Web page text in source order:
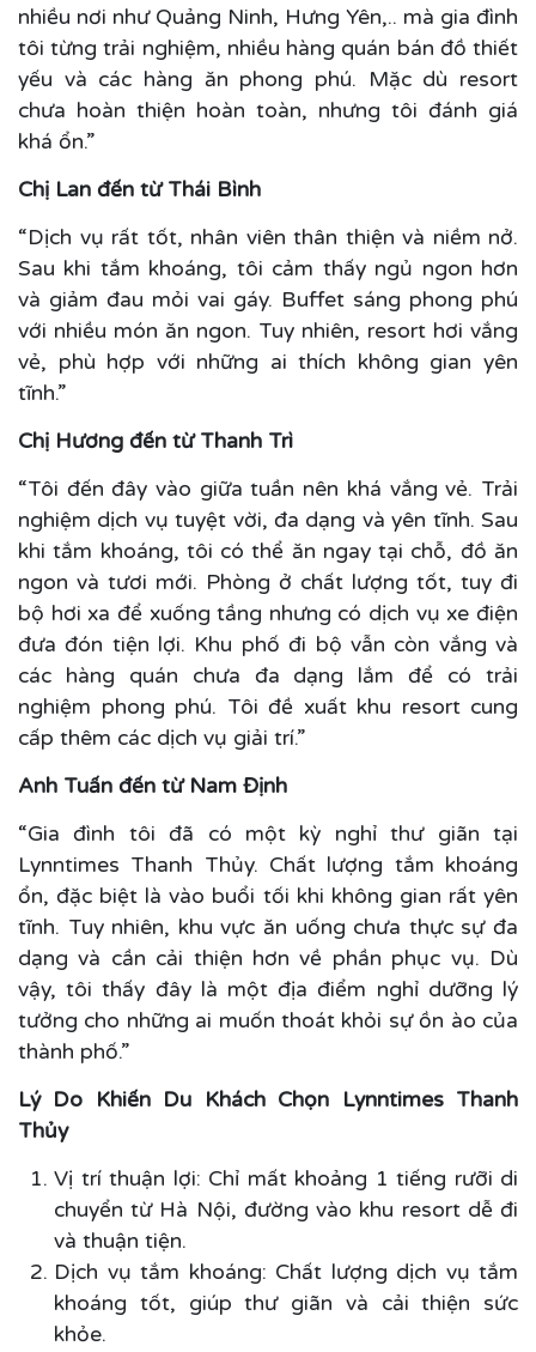
nhiều nơi như Quảng Ninh, Hưng Yên,.. mà gia đình
tôi từng trải nghiệm, nhiều hàng quán bán đồ thiết
yếu và các hàng ăn phong phú. Mặc dù resort
chưa hoàn thiện hoàn toàn, nhưng tôi đánh giá
khá ổn.”
Chị Lan đến từ Thái Bình
“Dịch vụ rất tốt, nhân viên thân thiện và niềm nở.
Sau khi tắm khoáng, tôi cảm thấy ngủ ngon hơn
và giảm đau mỏi vai gáy. Buffet sáng phong phú
với nhiều món ăn ngon. Tuy nhiên, resort hơi vắng
vẻ, phù hợp với những ai thích không gian yên
tĩnh.”
Chị Hương đến từ Thanh Trì
“Tôi đến đây vào giữa tuần nên khá vắng vẻ. Trải
nghiệm dịch vụ tuyệt vời, đa dạng và yên tĩnh. Sau
khi tắm khoáng, tôi có thể ăn ngay tại chỗ, đồ ăn
ngon và tươi mới. Phòng ở chất lượng tốt, tuy đi
bộ hơi xa để xuống tầng nhưng có dịch vụ xe điện
đưa đón tiện lợi. Khu phố đi bộ vẫn còn vắng và
các hàng quán chưa đa dạng lắm để có trải
nghiệm phong phú. Tôi đề xuất khu resort cung
cấp thêm các dịch vụ giải trí.”
Anh Tuấn đến từ Nam Định
“Gia đình tôi đã có một kỳ nghỉ thư giãn tại
Lynntimes Thanh Thủy. Chất lượng tắm khoáng
ổn, đặc biệt là vào buổi tối khi không gian rất yên
tĩnh. Tuy nhiên, khu vực ăn uống chưa thực sự đa
dạng và cần cải thiện hơn về phần phục vụ. Dù
vậy, tôi thấy đây là một địa điểm nghỉ dưỡng lý
tưởng cho những ai muốn thoát khỏi sự ồn ào của
thành phố.”
Lý Do Khiến Du Khách Chọn Lynntimes Thanh
Thủy
Vị trí thuận lợi: Chỉ mất khoảng 1 tiếng rưỡi di
chuyển từ Hà Nội, đường vào khu resort dễ đi
và thuận tiện.
Dịch vụ tắm khoáng: Chất lượng dịch vụ tắm
khoáng tốt, giúp thư giãn và cải thiện sức
khỏe.